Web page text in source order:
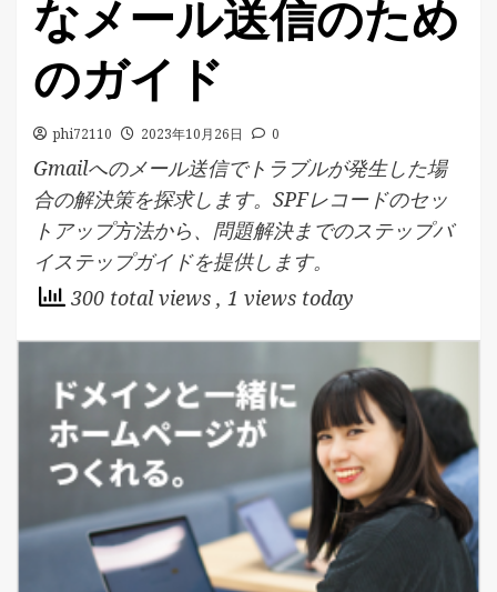
なメール送信のため
のガイド
phi72110 2023年10月26日 0
Gmailへのメール送信でトラブルが発生した場
合の解決策を探求します。SPFレコードのセッ
トアップ方法から、問題解決までのステップバ
イステップガイドを提供します。
300 total views , 1 views today